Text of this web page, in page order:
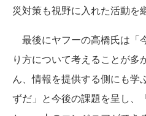
災対策も視野に入れた活動を
最後にヤフーの高橋氏は「
り方について考えることが多
ん、情報を提供する側にも学
ずだ」と今後の課題を呈し、